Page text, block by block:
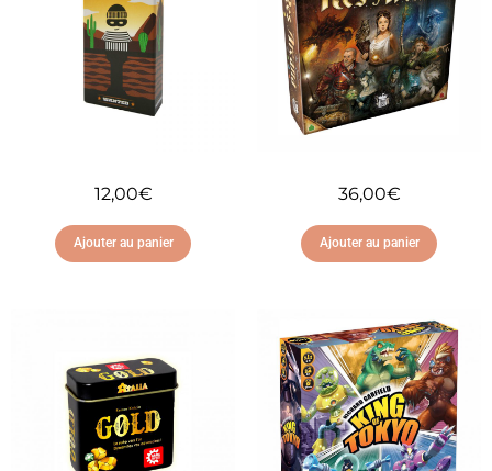
12,00€
Ajouter au panier
d'envies
36,00€
Ajouter au panier
Ajouter à ma liste
d'envies